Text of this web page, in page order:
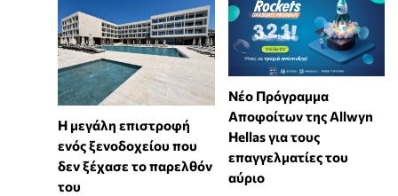
Η μεγάλη επιστροφή
ενός ξενοδοχείου που
δεν ξέχασε το παρελθόν
του
Νέο Πρόγραμμα
Αποφοίτων της Allwyn
Hellas για τους
επαγγελματίες του
αύριο